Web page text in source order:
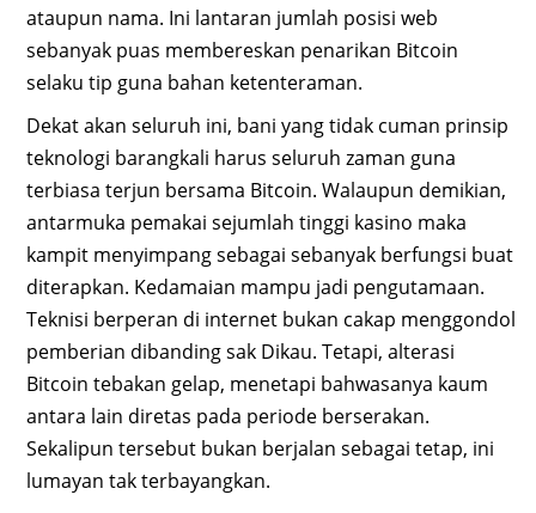
ataupun nama. Ini lantaran jumlah posisi web
sebanyak puas membereskan penarikan Bitcoin
selaku tip guna bahan ketenteraman.
Dekat akan seluruh ini, bani yang tidak cuman prinsip
teknologi barangkali harus seluruh zaman guna
terbiasa terjun bersama Bitcoin. Walaupun demikian,
antarmuka pemakai sejumlah tinggi kasino maka
kampit menyimpang sebagai sebanyak berfungsi buat
diterapkan. Kedamaian mampu jadi pengutamaan.
Teknisi berperan di internet bukan cakap menggondol
pemberian dibanding sak Dikau. Tetapi, alterasi
Bitcoin tebakan gelap, menetapi bahwasanya kaum
antara lain diretas pada periode berserakan.
Sekalipun tersebut bukan berjalan sebagai tetap, ini
lumayan tak terbayangkan.